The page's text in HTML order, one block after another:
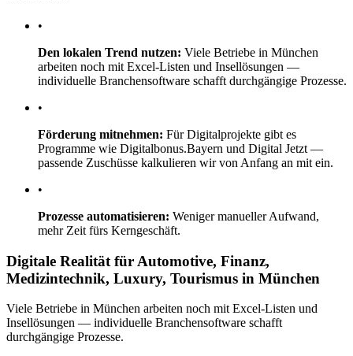
•
Den lokalen Trend nutzen: Viele Betriebe in München
arbeiten noch mit Excel-Listen und Insellösungen —
individuelle Branchensoftware schafft durchgängige Prozesse.
•
Förderung mitnehmen: Für Digitalprojekte gibt es
Programme wie Digitalbonus.Bayern und Digital Jetzt —
passende Zuschüsse kalkulieren wir von Anfang an mit ein.
•
Prozesse automatisieren: Weniger manueller Aufwand,
mehr Zeit fürs Kerngeschäft.
Digitale Realität für Automotive, Finanz,
Medizintechnik, Luxury, Tourismus in München
Viele Betriebe in München arbeiten noch mit Excel-Listen und
Insellösungen — individuelle Branchensoftware schafft
durchgängige Prozesse.